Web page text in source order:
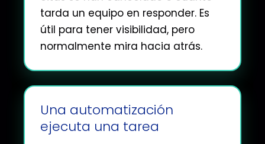
tarda un equipo en responder. Es
útil para tener visibilidad, pero
normalmente mira hacia atrás.
Una automatización
ejecuta una tarea